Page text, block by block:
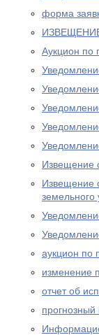
форма
ИЗВЕЩЕНИЕ
Аукцион по
Извещение
Извещение
земельного
аукцион по
изменение
отчет об
прогнозный